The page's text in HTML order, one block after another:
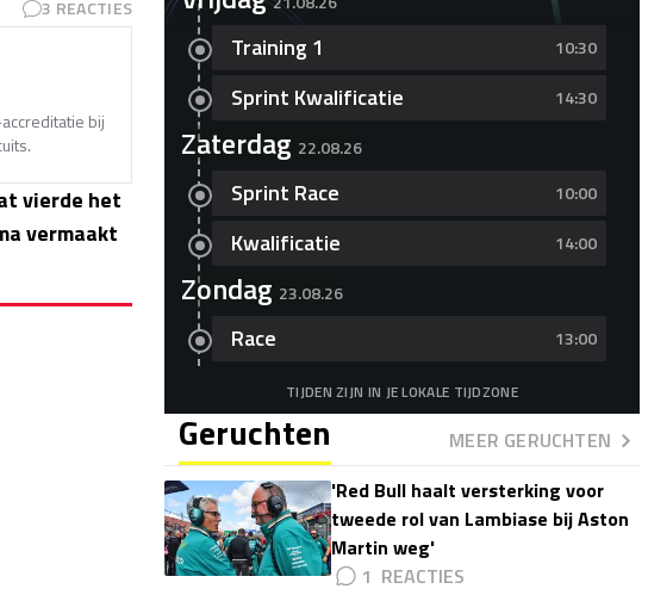
3 REACTIES
bij
vierde het
vermaakt
Training 1 10:30
Sprint Kwalificatie 14:30
Zaterdag 22.08.26
Sprint Race 10:00
Kwalificatie 14:00
Zondag 23.08.26
Race 13:00
TIJDEN ZIJN IN JE LOKALE TIJDZONE
Geruchten
MEER GERUCHTEN
'Red Bull haalt versterking voor
tweede rol van Lambiase bij Aston
Martin weg'
1